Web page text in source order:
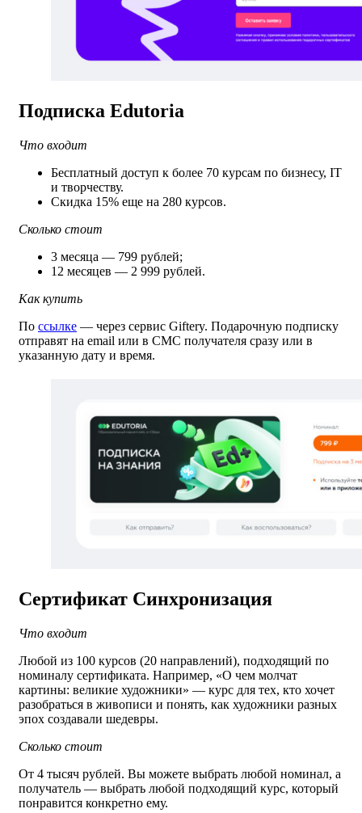
Подписка Edutoria
Что входит
Бесплатный доступ к более 70 курсам по бизнесу, IT
и творчеству.
Скидка 15% еще на 280 курсов.
Сколько стоит
3 месяца — 799 рублей;
12 месяцев — 2 999 рублей.
Как купить
По ссылке — через сервис Giftery. Подарочную подписку
отправят на email или в СМС получателя сразу или в
указанную дату и время.
Сертификат Синхронизация
Что входит
Любой из 100 курсов (20 направлений), подходящий по
номиналу сертификата. Например, «О чем молчат
картины: великие художники» — курс для тех, кто хочет
разобраться в живописи и понять, как художники разных
эпох создавали шедевры.
Сколько стоит
От 4 тысяч рублей. Вы можете выбрать любой номинал, а
получатель — выбрать любой подходящий курс, который
понравится конкретно ему.